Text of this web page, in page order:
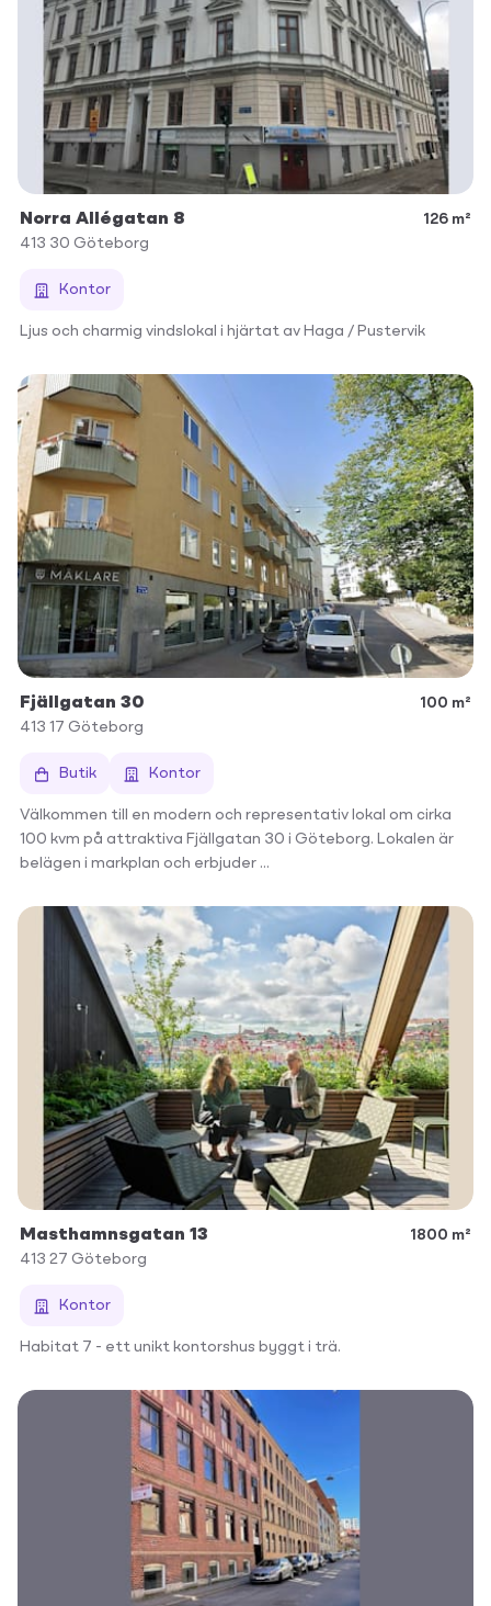
Norra Allégatan 8
126 m²
413 30 Göteborg
Kontor
Ljus och charmig vindslokal i hjärtat av Haga / Pustervik
Fjällgatan 30
100 m²
413 17 Göteborg
Butik Kontor
Välkommen till en modern och representativ lokal om cirka
100 kvm på attraktiva Fjällgatan 30 i Göteborg. Lokalen är
belägen i markplan och erbjuder ...
Masthamnsgatan 13
1800 m²
413 27 Göteborg
Kontor
Habitat 7 - ett unikt kontorshus byggt i trä.